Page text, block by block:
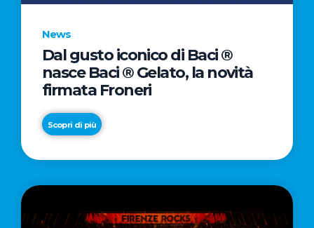
News
Dal gusto iconico di Baci ®
nasce Baci ® Gelato, la novità
firmata Froneri
Scopri di più